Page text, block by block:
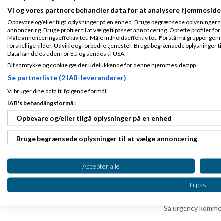
reelranger
God pointe med
reelle situation og
Jeg oplever ofte,
interessant, fordi
Har du nogle
Jonas_Busekist
For mig handler
at handle tydelige
Jeg bruger typisk:
“Hvad koster det
“Når I jeres mål,
Så urgency
Vi og vores partnere behandler data for at analysere
Opbevare og/eller tilgå oplysninger på en enhed. Bruge begrænsede
annoncering. Bruge profiler til at vælge tilpasset annoncering. Oprette profiler
Måle annonceringseffektivitet. Måle indholdseffektivitet. Forstå målgrupper
forskellige kilder. Udvikle og forbedre tjenester. Bruge begrænsede oplysninger
Data kan deles uden for EU og sendes til USA.
Dit samtykke og cookie gælder udelukkende for denne hjemmeside/app.
Se partnerliste (2 IAB-leverandører)
Vi bruger dine data til følgende formål:
IAB's behandlingsformål:
Opbevare og/eller tilgå oplysninger på en enhed
Bruge begrænsede oplysninger til at vælge annoncering
Oprette profiler til tilpasset annoncering
Bruge profiler til at vælge tilpasset annoncering
Accepter alle
Tilpas